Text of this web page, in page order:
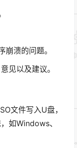
溃的问题。
见以及建议。
文件写入U盘，
如Windows、